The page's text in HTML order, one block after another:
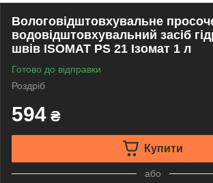
Вологовідштовхувальне
водовідштовхувальний засіб
швів ISOMAT PS 21 Ізомат 1 л
Готово до відправки
Роздріб
594 ₴
Купити
або